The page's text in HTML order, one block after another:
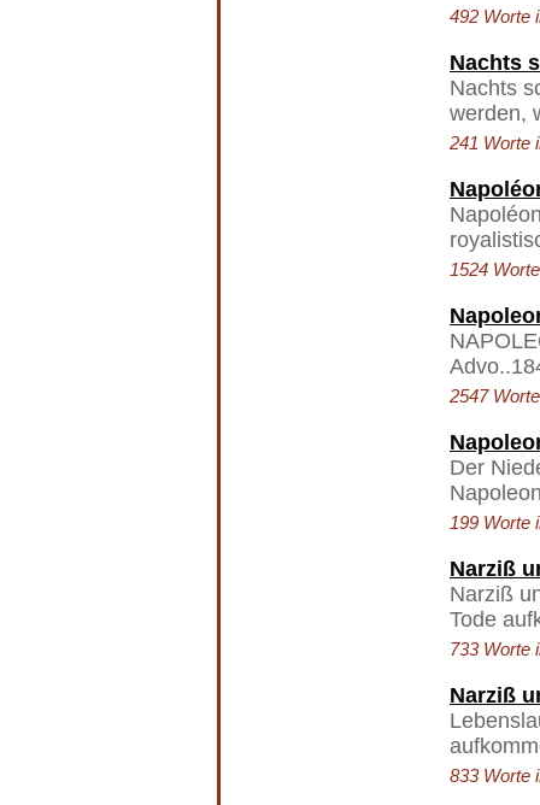
492 Worte
Nachts
Nachts
werden,
241 Worte
1524
2547
Der
199 Worte
Narziß
Narziß
Tode
733 Worte
Narziß
833 Worte